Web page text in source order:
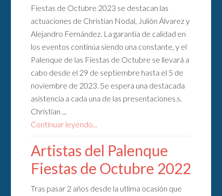
Fiestas de Octubre 2023 se destacan las
actuaciones de Christian Nodal, Julión Álvarez y
Alejandro Fernández. La garantía de calidad en
los eventos continúa siendo una constante, y el
Palenque de las Fiestas de Octubre se llevará a
cabo desde el 29 de septiembre hasta el 5 de
noviembre de 2023. Se espera una destacada
asistencia a cada una de las presentaciones.s.
Christian ...
Continuar leyendo...
Artistas del Palenque
Fiestas de Octubre 2022
Tras pasar 2 años desde la utlima ocasión que